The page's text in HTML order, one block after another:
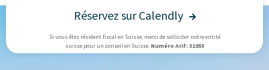
Réservez sur Calendly 
Si vous êtes résident fiscal en Suisse, merci de solliciter notre entité
suisse pour un conseil en Suisse. Numéro Arif: 31855